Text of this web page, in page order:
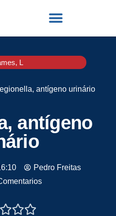
, L
antígeno urinário
antígeno
Pedro Freitas
